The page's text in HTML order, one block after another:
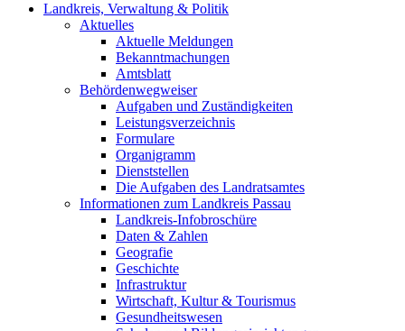
Landkreis, Verwaltung & Politik
Aktuelles
Aktuelle Meldungen
Bekanntmachungen
Amtsblatt
Behördenwegweiser
Aufgaben und Zuständigkeiten
Leistungsverzeichnis
Formulare
Organigramm
Dienststellen
Die Aufgaben des Landratsamtes
Informationen zum Landkreis Passau
Landkreis-Infobroschüre
Daten & Zahlen
Geografie
Geschichte
Infrastruktur
Wirtschaft, Kultur & Tourismus
Gesundheitswesen